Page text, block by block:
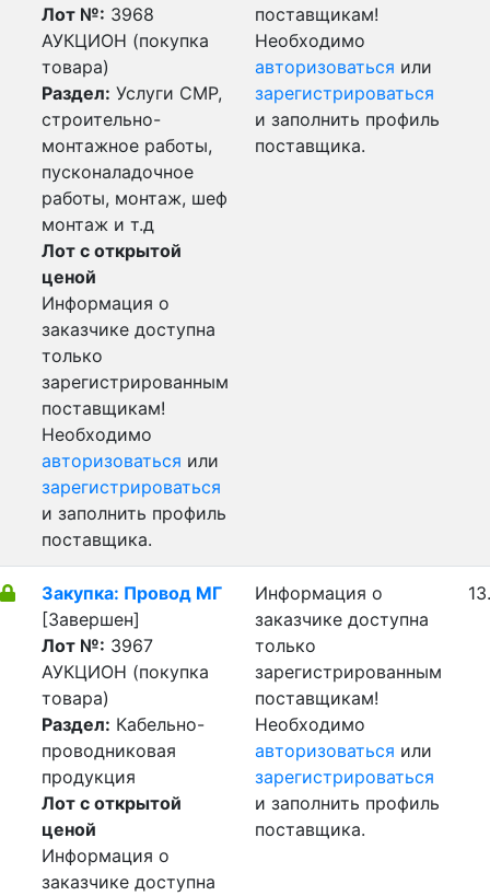
Лот №: 3968
АУКЦИОН (покупка
товара)
Раздел: Услуги СМР,
строительно-
монтажное работы,
пусконаладочное
работы, монтаж, шеф
монтаж и т.д
Лот с открытой
ценой
Информация о
заказчике доступна
только
зарегистрированным
поставщикам!
Необходимо
авторизоваться или
зарегистрироваться
и заполнить профиль
поставщика.
поставщикам!
Необходимо
авторизоваться или
зарегистрироваться
и заполнить профиль
поставщика.
Закупка: Провод МГ
[Завершен]
Лот №: 3967
АУКЦИОН (покупка
товара)
Раздел: Кабельно-
проводниковая
продукция
Лот с открытой
ценой
Информация о
заказчике доступна
Информация о
заказчике доступна
только
зарегистрированным
поставщикам!
Необходимо
авторизоваться или
зарегистрироваться
и заполнить профиль
поставщика.